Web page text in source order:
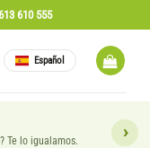
610 555
Español
Te lo igualamos.